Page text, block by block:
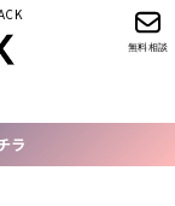
無料相談
ラ